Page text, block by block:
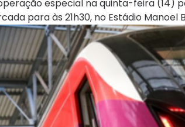
especial na quinta-feira (14)
para às 21h30, no Estádio Manoel